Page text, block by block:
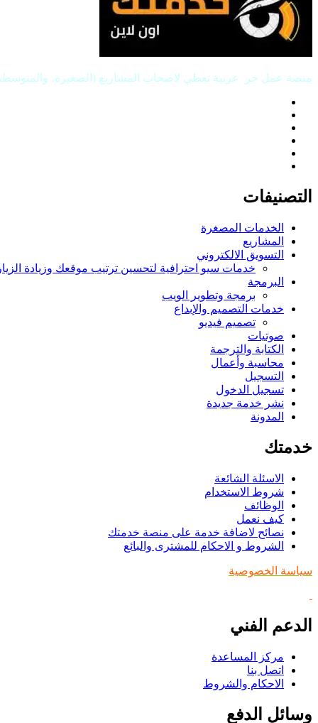
منصة عمل حر عربية تعطي لاصحاب المشاريع (الصغيرة، والمتوسطة،
التصنيفات
الخدمات المصغرة
المشاريع
التسويق الالكتروني
خدمات سيو احترافية لتحسين ترتيب موقعك وزيادة
البرمجة
برمجة وتطوير الويب
خدمات التصميم والإبداع
تصميم فيديو
صوتيات
الكتابة والترجمة
محاسبة وأعمال
التسجيل
تسجيل الدخول
نشر خدمة جديدة
المدونة
خدمتك
الاسئلة الشائعة
شروط الاستخدام
الوظائف
كيف نعمل
نصائح لاضافة خدمة على منصة خدمتك
الشروط و الاحكام للمشترى والبائع
سياسة الخصوصية
الدعم الفني
مركز المساعدة
اتصل بنا
الاحكام والشروط
وسائل الدفع